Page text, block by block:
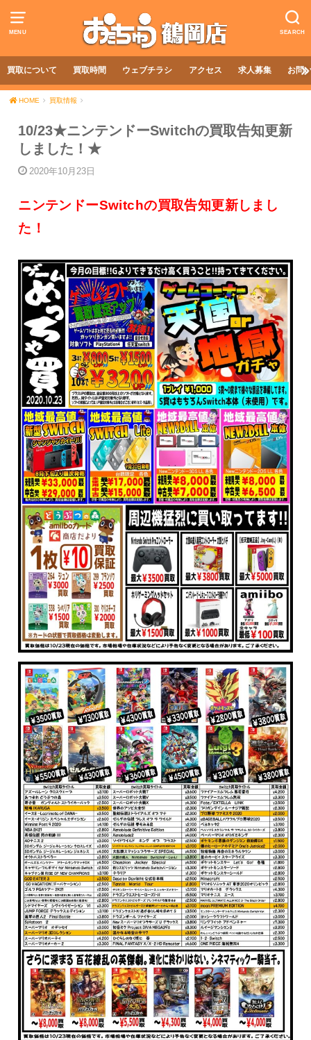
MENU SEARCH
買取について 買取時間 ウェブチラシ アクセス 求人募集 お問
HOME 買取情報
10/23★ニンテンドーSwitchの買取告知更新
しました！★
2020年10月23日
ニンテンドーSwitchの買取告知更新しまし
た！